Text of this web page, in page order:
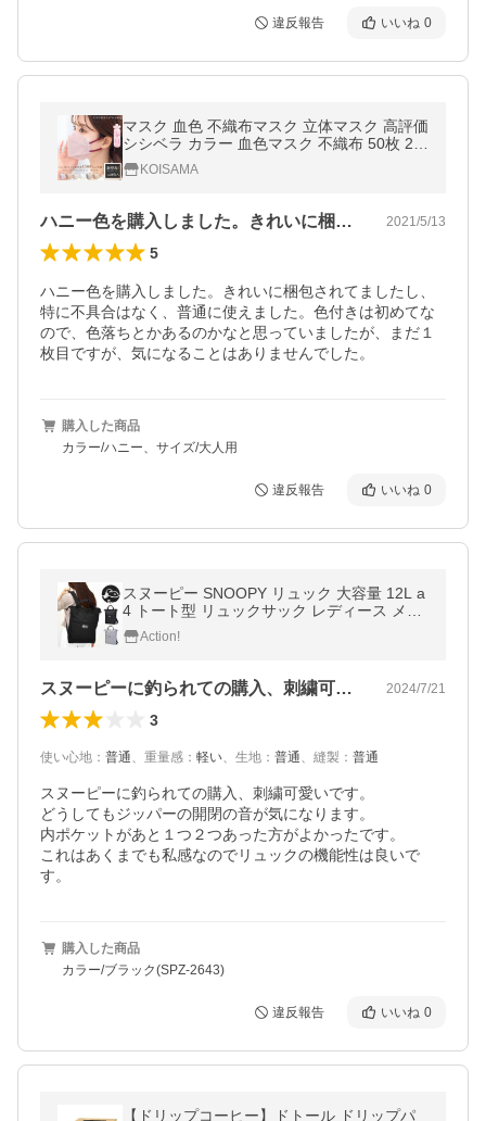
違反報告 いいね 0
マスク 血色 不織布マスク 立体マスク 高評価
シシベラ カラー 血色マスク 不織布 50枚 20
枚 ３Dマスク 不織布マスク バイカラーマス
ク 送料無料 cicibella
KOISAMA
ハニー色を購入しました。きれいに梱包さ… 2021/5/13
5
ハニー色を購入しました。きれいに梱包されてましたし、
特に不具合はなく、普通に使えました。色付きは初めてな
ので、色落ちとかあるのかなと思っていましたが、まだ１
枚目ですが、気になることはありませんでした。
購入した商品
カラー/ハニー、サイズ/大人用
違反報告 いいね 0
スヌーピー SNOOPY リュック 大容量 12L a
4 トート型 リュックサック レディース メン
ズ 通勤 通学 旅行 大人 学生 子供 かわいい
キャラクター 10代 20代
Action!
スヌーピーに釣られての購入、刺繍可愛い… 2024/7/21
3
使い心地 ： 普通、 重量感 ： 軽い、 生地 ： 普通、 縫製 ： 普通
スヌーピーに釣られての購入、刺繍可愛いです。
どうしてもジッパーの開閉の音が気になります。
内ポケットがあと１つ２つあった方がよかったです。
これはあくまでも私感なのでリュックの機能性は良いで
す。
購入した商品
カラー/ブラック(SPZ-2643)
違反報告 いいね 0
【ドリップコーヒー】ドトール ドリップパ